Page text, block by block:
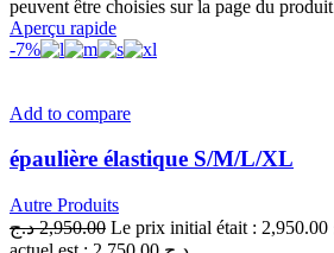
peuvent être choisies sur la page du produit
Aperçu rapide
-7%
Add to compare
épaulière élastique S/M/L/XL
Autre Produits
2,950.00 د.ج